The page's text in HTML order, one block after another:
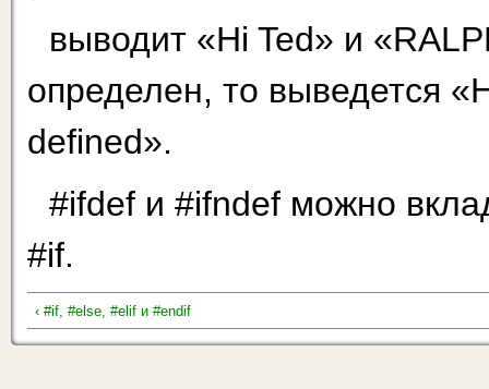
выводит «Hi Ted» и
определен, то выведется
defined».
#ifdef и #ifndef можно
#if.
‹ #if, #else, #elif и #endif